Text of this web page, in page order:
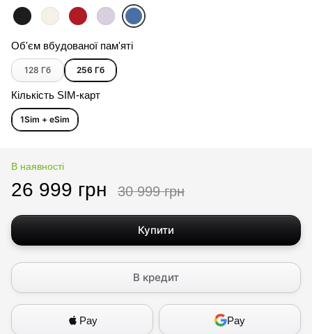
Об'єм вбудованої пам'яті
128 Гб 256 Гб
Кількість SIM-карт
1Sim + eSim
В наявності
26 999 грн 30 999 грн
Купити
В кредит
Pay Pay